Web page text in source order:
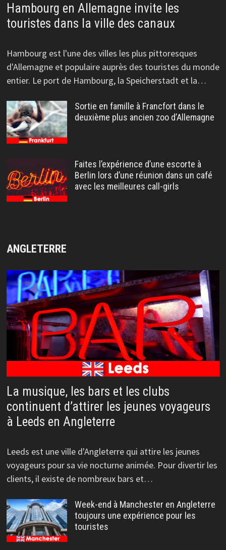
Hambourg en Allemagne invite les
touristes dans la ville des canaux
Hambourg est l'une des villes les plus pittoresques
d'Allemagne et populaire auprès des touristes du monde
entier. Le port de Hambourg, la Speicherstadt et la…
Sortie en famille à Francfort dans le
deuxième plus ancien zoo d’Allemagne
Faites l’expérience d’une escorte à
Berlin lors d’une réunion dans un café
avec les meilleures call-girls
ANGLETERRE
La musique, les bars et les clubs
continuent d’attirer les jeunes voyageurs
à Leeds en Angleterre
Leeds est une ville d'Angleterre qui attire les jeunes
voyageurs pour sa vie nocturne animée. Pour divertir les
clients, il existe de nombreux bars et…
Week-end à Manchester en Angleterre
toujours une expérience pour les
touristes